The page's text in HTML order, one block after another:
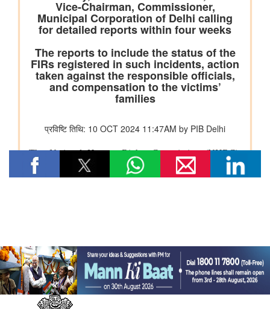
पिछले तीन वित्त वर्षों के दौरान कर्नाटक में अनुसूचित जाति के विद्यार्थियों के
लिए पोस्ट-मैट्रिक छात्रवृत्ति के अंतर्गत 1,178.20 करोड़ रुपये की केंद्रीय
हिस्सेदारी जारी
आर्थिक बाधाओं से लेकर शैक्षिक आकांक्षाओं तक: छात्रवृत्ति सहायता ने गणेश
कुमार को बी.टेक की पढ़ाई पूरी करने में कैसे मदद की
वित्तीय बाधाओं से लेकर शैक्षिक आकांक्षाओं तक: अनु प्रिया को बी.टेक की
पढ़ाई पूरी करने में छात्रवृत्ति सहायता ने कैसे मदद की
पढ़ाई पूरी करने में छात्रवृत्ति सहायता ने कैसे मदद की
युवा कार्यक्रम एवं खेल मंत्रालय
“काशी से नशा मुक्ति का संदेश जलगांव के हर गाँव तक पहुँचना चाहिए” —
अन्य
केंद्रीकृत जन शिकायत निवारण और निगरानी प्रणाली (सीपीग्राम)
भारतीय प्रतिस्पर्धा आयोग